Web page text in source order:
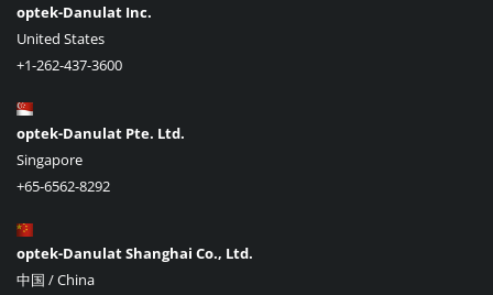
optek-Danulat Inc.
United States
+1-262-437-3600
optek-Danulat Pte. Ltd.
Singapore
+65-6562-8292
optek-Danulat Shanghai Co., Ltd.
中国 / China